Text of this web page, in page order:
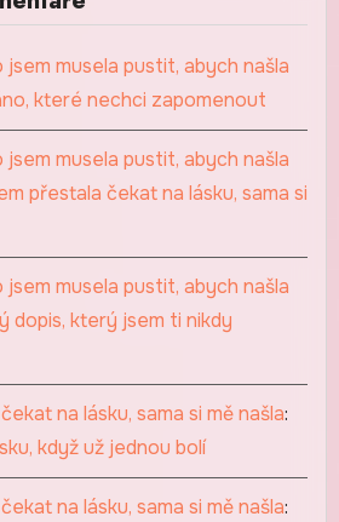
jsem musela pustit, abych našla
které nechci zapomenout
jsem musela pustit, abych našla
přestala čekat na lásku, sama si
jsem musela pustit, abych našla
dopis, který jsem ti nikdy
na lásku, sama si mě našla:
když už jednou bolí
na lásku, sama si mě našla: